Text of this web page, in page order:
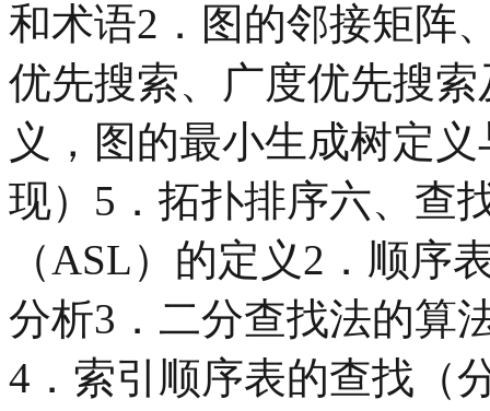
和术语2．图的邻接矩阵
优先搜索、广度优先搜
义，图的最小生成树定
现）5．拓扑排序六、查
（ASL）的定义2．顺序
分析3．二分查找法的算
4．索引顺序表的查找（